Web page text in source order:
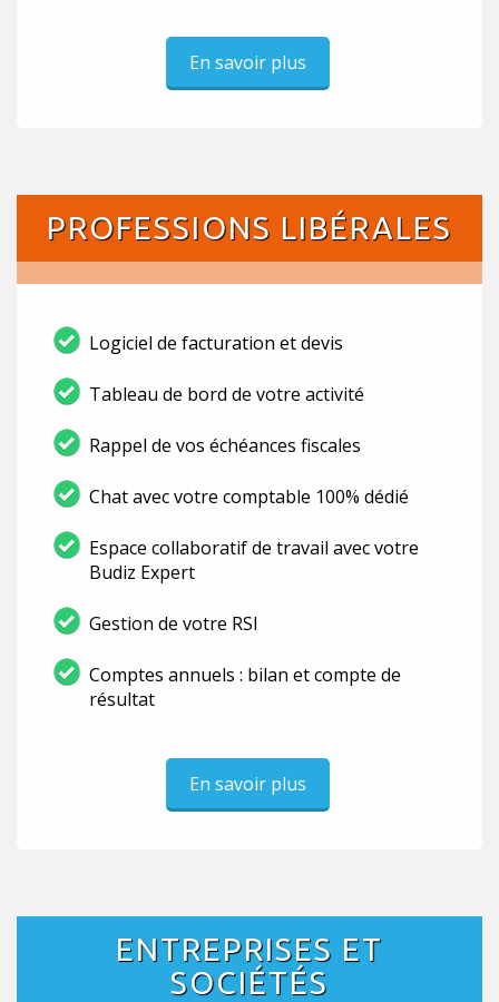
En savoir plus
PROFESSIONS LIBÉRALES
Logiciel de facturation et devis
Tableau de bord de votre activité
Rappel de vos échéances fiscales
Chat avec votre comptable 100% dédié
Espace collaboratif de travail avec votre
Budiz Expert
Gestion de votre RSI
Comptes annuels : bilan et compte de
résultat
En savoir plus
ENTREPRISES ET
SOCIÉTÉS